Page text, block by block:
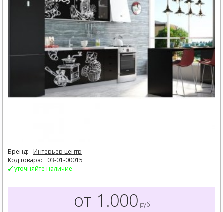
Бренд:
Интерьер центр
Код товара:
03-01-00015
уточняйте наличие
от 1.000 руб